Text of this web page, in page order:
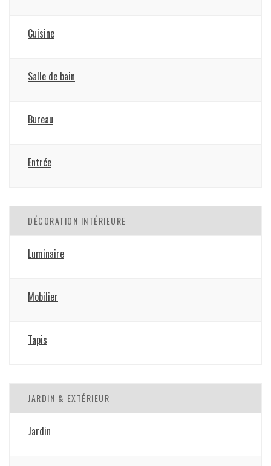
Cuisine
Salle de bain
Bureau
Entrée
DÉCORATION INTÉRIEURE
Luminaire
Mobilier
Tapis
JARDIN & EXTÉRIEUR
Jardin